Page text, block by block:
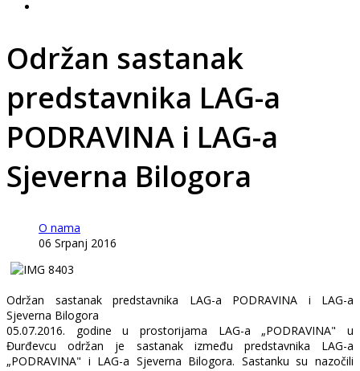
Održan sastanak
predstavnika LAG-a
PODRAVINA i LAG-a
Sjeverna Bilogora
O nama
06 Srpanj 2016
Održan sastanak predstavnika LAG-a PODRAVINA i LAG-a
Sjeverna Bilogora
05.07.2016. godine u prostorijama LAG-a „PODRAVINA" u
Đurđevcu održan je sastanak između predstavnika LAG-a
„PODRAVINA" i LAG-a Sjeverna Bilogora. Sastanku su nazočili